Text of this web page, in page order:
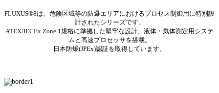
FLUXUS®8は、危険区域等の防爆エリアにおけるプロセス制御用に特別設
計されたシリーズです。
ATEX/IECEx Zone 1規格に準拠した堅牢な設計、液体・気体測定用システ
ムと高速プロセッサを搭載。
日本防爆(JPEx)認証を取得しています。